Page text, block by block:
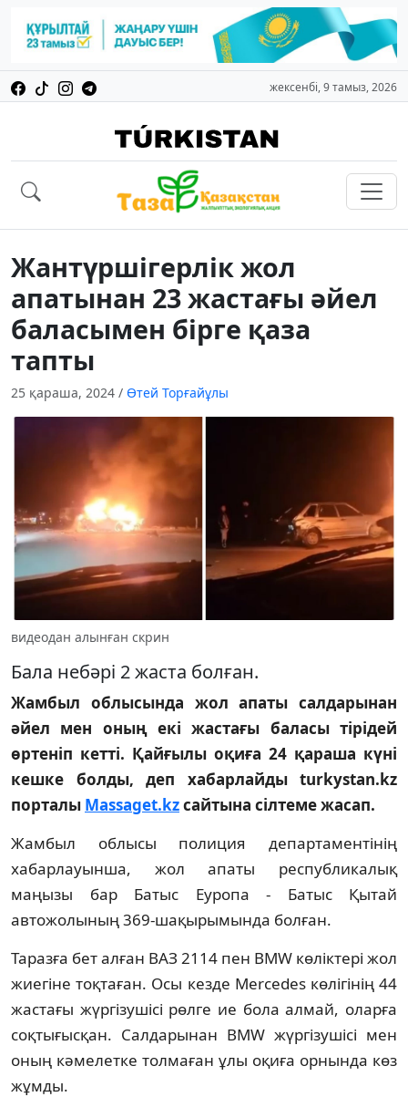
жексенбі, 9 тамыз, 2026
Жантүршігерлік жол
апатынан 23 жастағы әйел
баласымен бірге қаза
тапты
25 қараша, 2024 / Өтей Торғайұлы
видеодан алынған скрин
Бала небәрі 2 жаста болған.
Жамбыл облысында жол апаты салдарынан
әйел мен оның екі жастағы баласы тірідей
өртеніп кетті. Қайғылы оқиға 24 қараша күні
кешке болды, деп хабарлайды turkystan.kz
порталы Massaget.kzсайтына сілтеме жасап.
Жамбыл облысы полиция департаментінің
хабарлауынша, жол апаты республикалық
маңызы бар Батыс Еуропа - Батыс Қытай
автожолының 369-шақырымында болған.
Таразға бет алған ВАЗ 2114 пен BMW көліктері жол
жиегіне тоқтаған. Осы кезде Mercedes көлігінің 44
жастағы жүргізушісі рөлге ие бола алмай, оларға
соқтығысқан. Салдарынан BMW жүргізушісі мен
оның кәмелетке толмаған ұлы оқиға орнында көз
жұмды.